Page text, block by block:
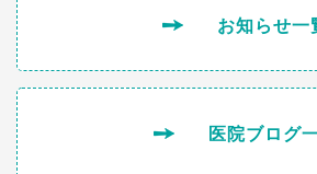
お知らせ一
医院ブログ